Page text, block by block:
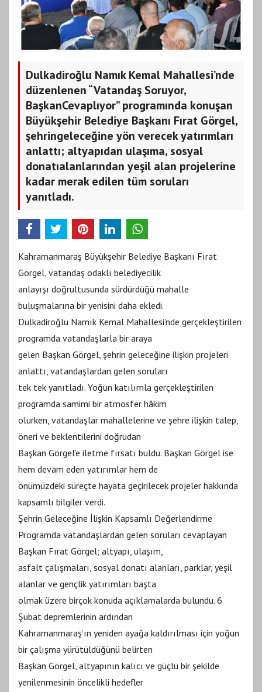
Dulkadiroğlu Namık Kemal Mahallesi’nde
düzenlenen “Vatandaş Soruyor,
BaşkanCevaplıyor” programında konuşan
Büyükşehir Belediye Başkanı Fırat Görgel,
şehringeleceğine yön verecek yatırımları
anlattı; altyapıdan ulaşıma, sosyal
donatıalanlarından yeşil alan projelerine
kadar merak edilen tüm soruları
yanıtladı.
Kahramanmaraş Büyükşehir Belediye Başkanı Fırat
Görgel, vatandaş odaklı belediyecilik
anlayışı doğrultusunda sürdürdüğü mahalle
buluşmalarına bir yenisini daha ekledi.
Dulkadiroğlu Namık Kemal Mahallesi’nde gerçekleştirilen
programda vatandaşlarla bir araya
gelen Başkan Görgel, şehrin geleceğine ilişkin projeleri
anlattı, vatandaşlardan gelen soruları
tek tek yanıtladı. Yoğun katılımla gerçekleştirilen
programda samimi bir atmosfer hâkim
olurken, vatandaşlar mahallelerine ve şehre ilişkin talep,
öneri ve beklentilerini doğrudan
Başkan Görgel’e iletme fırsatı buldu. Başkan Görgel ise
hem devam eden yatırımlar hem de
önümüzdeki süreçte hayata geçirilecek projeler hakkında
kapsamlı bilgiler verdi.
Şehrin Geleceğine İlişkin Kapsamlı Değerlendirme
Programda vatandaşlardan gelen soruları cevaplayan
Başkan Fırat Görgel; altyapı, ulaşım,
asfalt çalışmaları, sosyal donatı alanları, parklar, yeşil
alanlar ve gençlik yatırımları başta
olmak üzere birçok konuda açıklamalarda bulundu. 6
Şubat depremlerinin ardından
Kahramanmaraş’ın yeniden ayağa kaldırılması için yoğun
bir çalışma yürütüldüğünü belirten
Başkan Görgel, altyapının kalıcı ve güçlü bir şekilde
yenilenmesinin öncelikli hedefler